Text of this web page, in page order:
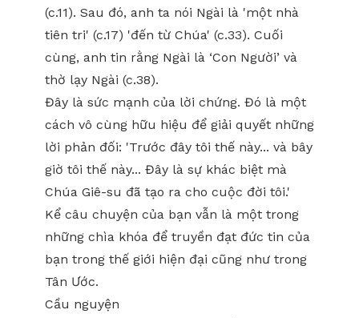
(c.11). Sau đó, anh ta nói Ngài là 'một nhà
tiên tri' (c.17) 'đến từ Chúa' (c.33). Cuối
cùng, anh tin rằng Ngài là ‘Con Người’ và
thờ lạy Ngài (c.38).
Đây là sức mạnh của lời chứng. Đó là một
cách vô cùng hữu hiệu để giải quyết những
lời phản đối: 'Trước đây tôi thế này... và bây
giờ tôi thế này... Đây là sự khác biệt mà
Chúa Giê-su đã tạo ra cho cuộc đời tôi.'
Kể câu chuyện của bạn vẫn là một trong
những chìa khóa để truyền đạt đức tin của
bạn trong thế giới hiện đại cũng như trong
Tân Ước.
Cầu nguyện